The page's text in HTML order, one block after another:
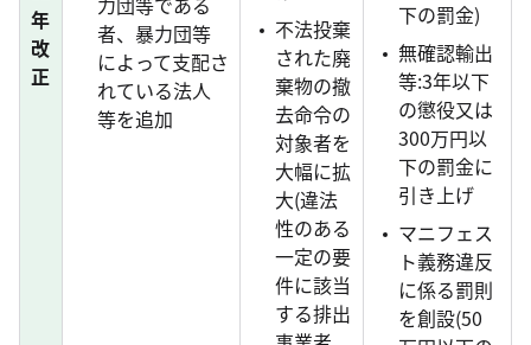
年
改
正
者、暴力団等
によって支配さ
れている法人
等を追加
不法投棄
された廃
棄物の撤
去命令の
対象者を
大幅に拡
大(違法
性のある
一定の要
件に該当
する排出
下の罰金)
無確認輸出
等:3年以下
の懲役又は
300万円以
下の罰金に
引き上げ
マニフェス
ト義務違反
に係る罰則
を創設(50